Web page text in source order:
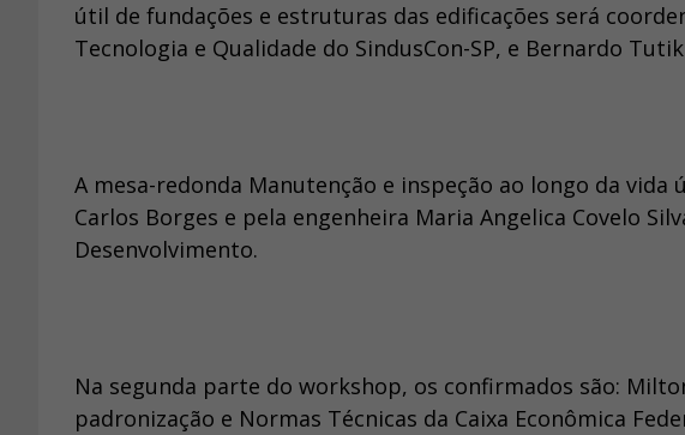
útil de fundações e estruturas das edificações será
Tecnologia e Qualidade do SindusCon-SP, e Bernardo
A mesa-redonda Manutenção e inspeção ao longo da
Carlos Borges e pela engenheira Maria Angelica Covelo
Desenvolvimento.
Na segunda parte do workshop, os confirmados são:
padronização e Normas Técnicas da Caixa Econômica